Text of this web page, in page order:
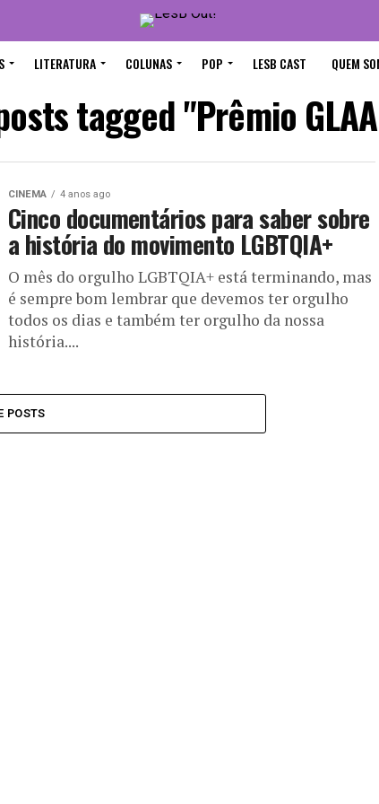
LITERATURA COLUNAS POP LESB CAST QUEM
tagged "Prêmio
CINEMA 4 anos ago
Cinco documentários para saber sobre
a história do movimento LGBTQIA+
O mês do orgulho LGBTQIA+ está terminando, mas
é sempre bom lembrar que devemos ter orgulho
todos os dias e também ter orgulho da nossa
história....
POSTS